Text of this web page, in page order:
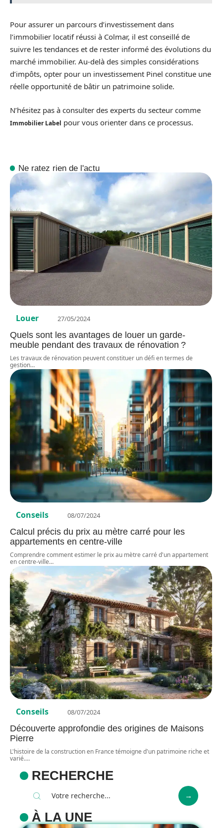
Pour assurer un parcours d’investissement dans
l’immobilier locatif réussi à Colmar, il est conseillé de
suivre les tendances et de rester informé des évolutions du
marché immobilier. Au-delà des simples considérations
d’impôts, opter pour un investissement Pinel constitue une
réelle opportunité de bâtir un patrimoine solide.
N’hésitez pas à consulter des experts du secteur comme
Immobilier Label pour vous orienter dans ce processus.
Ne ratez rien de l'actu
Louer 27/05/2024
Quels sont les avantages de louer un garde-
meuble pendant des travaux de rénovation ?
Les travaux de rénovation peuvent constituer un défi en termes de
gestion…
Conseils 08/07/2024
Calcul précis du prix au mètre carré pour les
appartements en centre-ville
Comprendre comment estimer le prix au mètre carré d'un appartement
en centre-ville…
Conseils 08/07/2024
Découverte approfondie des origines de Maisons
Pierre
L'histoire de la construction en France témoigne d'un patrimoine riche et
varié.…
RECHERCHE
À LA UNE